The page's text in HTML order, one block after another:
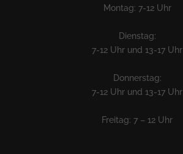
Montag: 7-12 Uhr
Dienstag:
7-12 Uhr und 13-17 Uhr
Donnerstag:
7-12 Uhr und 13-17 Uhr
Freitag: 7 – 12 Uhr